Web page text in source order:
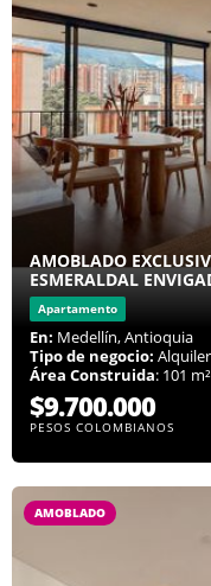
AMOBLADO
ESMERALDAL
Apartamento
En: Medellín, Antioquia
Tipo de negocio: Alquiler
Área Construida: 101 m²
$9.700.000
PESOS COLOMBIANOS
AMOBLADO